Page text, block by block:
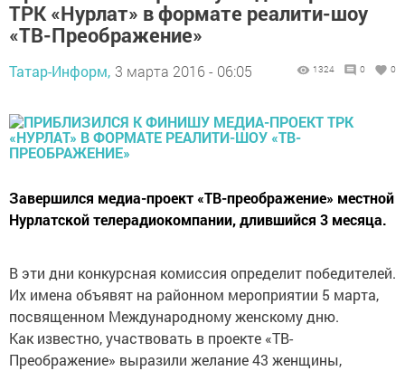
ТРК «Нурлат» в формате реалити-шоу
«ТВ-Преображение»
Татар-Информ, 3 марта 2016 - 06:05 1324 0 0
Завершился медиа-проект «ТВ-преображение» местной
Нурлатской телерадиокомпании, длившийся 3 месяца.
В эти дни конкурсная комиссия определит победителей.
Их имена объявят на районном мероприятии 5 марта,
посвященном Международному женскому дню.
Как известно, участвовать в проекте «ТВ-
Преображение» выразили желание 43 женщины,